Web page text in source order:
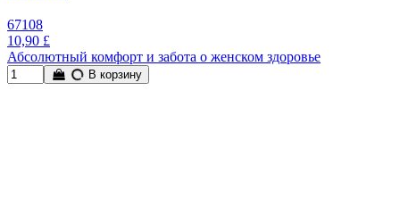
67108
10,90 £
Абсолютный комфорт и забота о женском здоровье
В корзину